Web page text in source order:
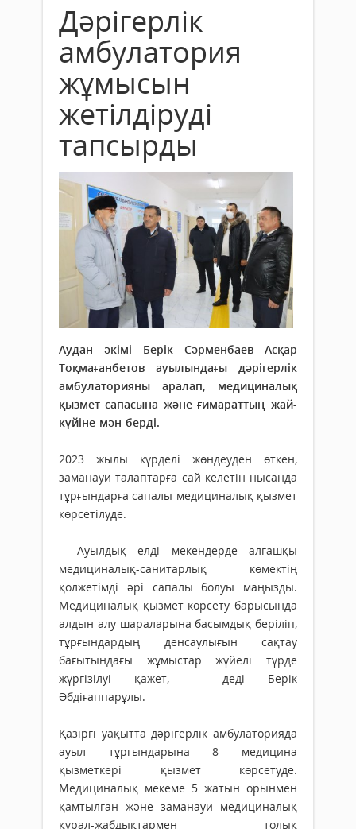
Дәрігерлік
амбулатория
жұмысын
жетілдіруді
тапсырды
Аудан әкімі Берік Сәрменбаев Асқар
Тоқмағанбетов ауылындағы дәрігерлік
амбулаторияны аралап, медициналық
қызмет сапасына және ғимараттың жай-
күйіне мән берді.
2023 жылы күрделі жөндеуден өткен,
заманауи талаптарға сай келетін нысанда
тұрғындарға сапалы медициналық қызмет
көрсетілуде.
– Ауылдық елді мекендерде алғашқы
медициналық-санитарлық көмектің
қолжетімді әрі сапалы болуы маңызды.
Медициналық қызмет көрсету барысында
алдын алу шараларына басымдық беріліп,
тұрғындардың денсаулығын сақтау
бағытындағы жұмыстар жүйелі түрде
жүргізілуі қажет, – деді Берік
Әбдіғаппарұлы.
Қазіргі уақытта дәрігерлік амбулаторияда
ауыл тұрғындарына 8 медицина
қызметкері қызмет көрсетуде.
Медициналық мекеме 5 жатын орынмен
қамтылған және заманауи медициналық
құрал-жабдықтармен толық